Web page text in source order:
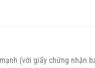
(với giấy chứng nhận